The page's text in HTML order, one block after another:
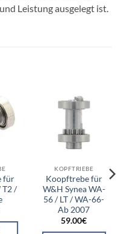
Leistung ausgelegt ist.
für
T2 /
KOPFTRIEBE
Koopftrebe für
W&H Synea WA-
56 / LT / WA-66-
Ab 2007
59.00€